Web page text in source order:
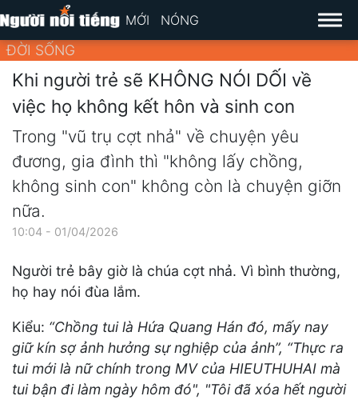
MỚI NÓNG
ĐỜI SỐNG
Khi người trẻ sẽ KHÔNG NÓI DỐI về
việc họ không kết hôn và sinh con
Trong "vũ trụ cợt nhả" về chuyện yêu
đương, gia đình thì "không lấy chồng,
không sinh con" không còn là chuyện giỡn
nữa.
10:04 - 01/04/2026
Người trẻ bây giờ là chúa cợt nhả. Vì bình thường,
họ hay nói đùa lắm.
Kiểu: “Chồng tui là Hứa Quang Hán đó, mấy nay
giữ kín sợ ảnh hưởng sự nghiệp của ảnh”, “Thực ra
tui mới là nữ chính trong MV của HIEUTHUHAI mà
tui bận đi làm ngày hôm đó", "Tôi đã xóa hết người